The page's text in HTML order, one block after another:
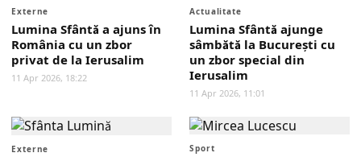
Externe
Lumina Sfântă a ajuns în
România cu un zbor
privat de la Ierusalim
11 Apr 2026, 18:22
Actualitate
Lumina Sfântă ajunge
sâmbătă la București cu
un zbor special din
Ierusalim
11 Apr 2026, 11:01
Externe Sport